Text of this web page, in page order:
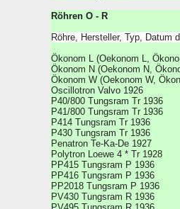
Röhren O - R
Röhre, Hersteller, Typ, Datum
Ökonom L (Oekonom L,
Ökonom N (Oekonom N,
Ökonom W (Oekonom W,
Oscillotron Valvo 1926
P40/800 Tungsram Tr 1936
P41/800 Tungsram Tr 1936
P414 Tungsram Tr 1936
P430 Tungsram Tr 1936
Penatron Te-Ka-De 1927
Polytron Loewe 4 * Tr 1928
PP415 Tungsram P 1936
PP416 Tungsram P 1936
PP2018 Tungsram P 1936
PV430 Tungsram R 1936